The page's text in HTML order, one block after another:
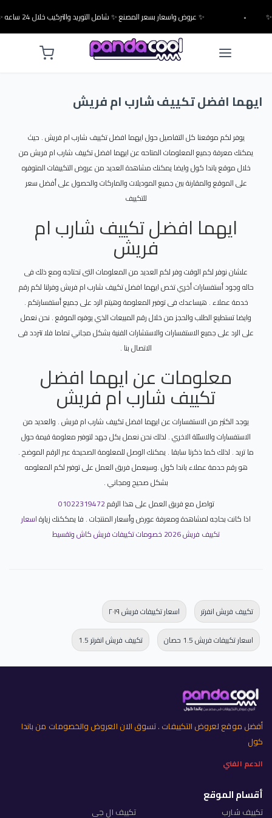
✨ عروض واسعار بسعر المصنع ✨ شامل التوريد والتركيب خلال 24 ساعه ✨ •
ايهما افضل تكييف شارب ام فريش
يوفر لكم موقعنا كل التفاصيل حول ايهما افضل تكييف شارب ام فريش . حيث
يمكنك معرفة جميع المعلومات المتاحه عن ايهما افضل تكييف شارب ام فريش من
خلال موقع باندا كول وايضا يمكنك مشاهدة العديد من عروض التكييفات المتوفره
على الموقع والمقارنة بين جميع الموديلات والماركات والحصول على أفضل سعر
للتكييف
ايهما افضل تكييف شارب ام
فريش
علشان نوفر لكم الوقت وفر لكم العديد من المعلومات التى تحتاجه ومع ذلك فى
حاله وجود أستفسارات أخري تخص ايهما افضل تكييف شارب ام فريش وفرلنا لكم رقم
خدمة عملاء . هيساعدك فى توفير المعلومة وهيتم الرد على جميع أستفسارتكم .
وايضا تستطيع الطلب والحجز من خلال رقم المبيعات الذي يوفره الموقع . نحن نعمل
على الرد على جميع الاستفسارات والاستشارات الفنية بشكل مجاني تماما فلا تتردد فى
الاتصال بنا .
معلومات عن ايهما افضل
تكييف شارب ام فريش
يوجد الكثير من الاستفسارات عن ايهما افضل تكييف شارب ام فريش . والعديد من
الاستفسارات والاسئلة الاخري . لذلك نحن نعمل بكل جهد لتوفير معلومة قيمة حول
ما تريد . لذلك كما ذكرنا سابقا . يمكنك الوصل للمعلومة الصحيحة عبر الرقم الموضح .
هو رقم حدمة عملاء باندا كول .وسيعمل فريق العمل على توفير لكم المعلومه
بشكل صحيح ومجاني .
تواصل مع فريق العمل على هذا الرقم01022319472
اذا كانت بحاجه لمشاهدة ومعرفة عورض وأسعار المنتجات . فا يمككنك زيارةاسعار
تكييف فريش 2026 خصومات تكييفات فريش كاش وتقسيط
تكييف فريش انفرتر اسعار تكييفات فريش ٢٠١٩
اسعار تكييفات فريش 1.5 حصان تكييف فريش انفرتر 1.5
أفضل موقع لعروض التكييفات . تسوق الان العروض والخصومات من باندا
كول
الدعم الفني
أقسام الموقع
تكييف شارب تكييف ال جي